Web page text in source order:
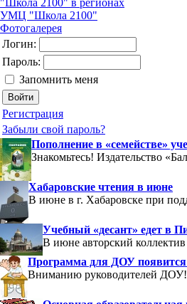
"Школа 2100" в регионах
УМЦ "Школа 2100"
Фотогалерея
Логин:
Пароль:
Запомнить меня
Регистрация
Забыли свой пароль?
Пополнение в «семействе»
Знакомьтесь! Издательство
Хабаровские чтения в июне
В июне в г. Хабаровске при
Учебный «десант» едет в
В июне авторский
Программа для ДОУ появится
Вниманию руководителей ДОУ!